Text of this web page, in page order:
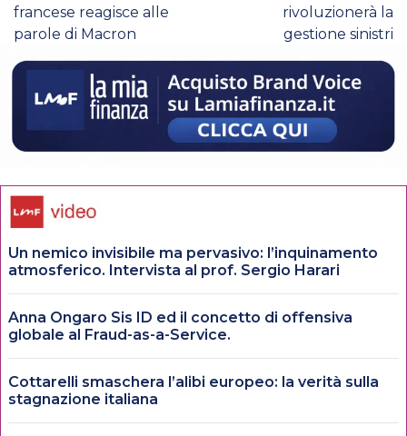
francese reagisce alle
parole di Macron
rivoluzionerà la
gestione sinistri
Un nemico invisibile ma pervasivo: l’inquinamento
atmosferico. Intervista al prof. Sergio Harari
Anna Ongaro Sis ID ed il concetto di offensiva
globale al Fraud-as-a-Service.
Cottarelli smaschera l’alibi europeo: la verità sulla
stagnazione italiana